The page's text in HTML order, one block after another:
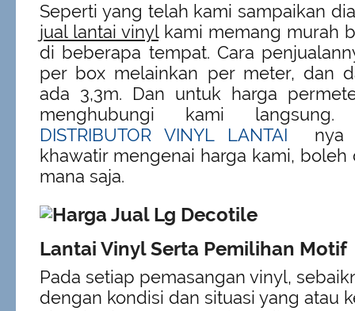
Seperti yang telah kami sampaikan
jual lantai vinylkami memang murah
di beberapa tempat. Cara
per box melainkan per meter, dan
ada 3,3m. Dan untuk harga
menghubungi kami
DISTRIBUTOR VINYL LANTAI nya
khawatir mengenai harga kami,
mana saja.
Lantai Vinyl Serta Pemilihan Motif
Pada setiap pemasangan vinyl,
dengan kondisi dan situasi yang atau